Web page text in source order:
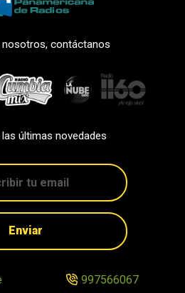
nosotros, contáctanos
últimas novedades
Enviar
997566067